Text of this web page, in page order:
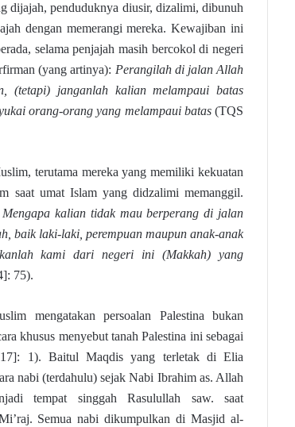
dijajah, penduduknya diusir, dizalimi, dibunuh
dengan memerangi mereka. Kewajiban ini
selama penjajah masih bercokol di negeri
(yang artinya): Perangilah di jalan Allah
(tetapi) janganlah kalian melampaui batas
orang-orang yang melampaui batas(TQS
terutama mereka yang memiliki kekuatan
saat umat Islam yang didzalimi memanggil.
Mengapa kalian tidak mau berperang di jalan
baik laki-laki, perempuan maupun anak-anak
kami dari negeri ini (Makkah) yang
75).
mengatakan persoalan Palestina bukan
khusus menyebut tanah Palestina ini sebagai
1). Baitul Maqdis yang terletak di Elia
nabi (terdahulu) sejak Nabi Ibrahim as. Allah
tempat singgah Rasulullah saw. saat
Semua nabi dikumpulkan di Masjid al-